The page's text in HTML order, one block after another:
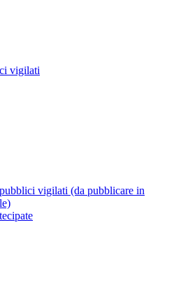
vigilati
vigilati (da pubblicare in